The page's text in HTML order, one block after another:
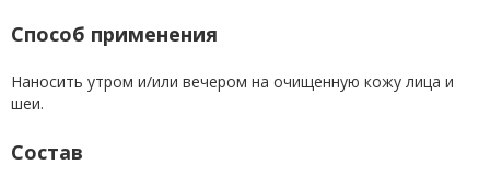
Способ применения
Наносить утром и/или вечером на очищенную кожу лица и
шеи.
Состав